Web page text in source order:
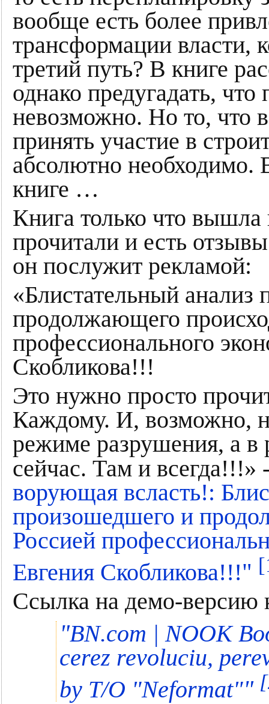
вообще есть более
трансформации власти,
третий путь? В книге
однако предугадать,
невозможно. Но то, что
принять участие в
абсолютно необходимо.
книге …
Книга только что вышла
прочитали и есть
он послужит рекламой:
«Блистательный
продолжающего
профессионального
Скобликова!!!
Это нужно просто
Каждому. И, возможно,
режиме разрушения, а в
сейчас. Там и всегда!!!»
ворующая всласть!:
произошедшего и
Россией
Евгения Скобликова!!!"
Ссылка на демо-версию
"BN.com | NOOK
cerez revoluciu,
by T/O "Neformat""